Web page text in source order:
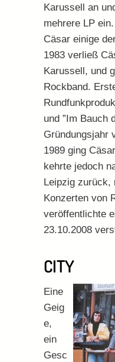
Karussell an
mehrere LP
Cäsar einige
1983 verließ
Karussell, und
Rockband.
und ”Im Bauch
Gründungsjahr
1989 ging
kehrte jedoch
Leipzig zurück,
Konzerten von
veröffentlichte
23.10.2008
CITY
Eine
Geig
e,
ein
Gesc